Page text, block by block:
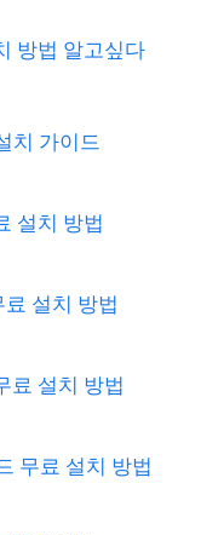
방법 알고싶다
치 가이드
설치 방법
설치 방법
료 설치 방법
무료 설치 방법